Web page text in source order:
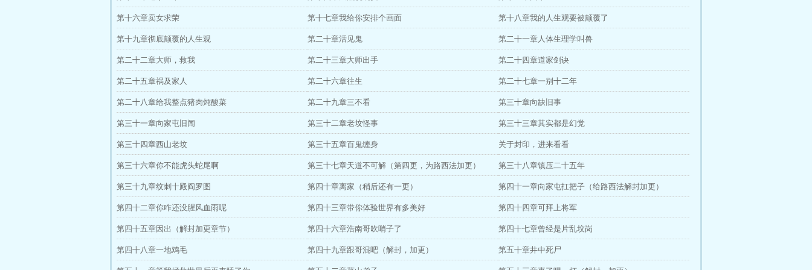
第十六章卖女求荣 第十七章我给你安排个画面 第十八章我的人生观要被颠覆了
第十九章彻底颠覆的人生观 第二十章活见鬼 第二十一章人体生理学叫兽
第二十二章大师，救我 第二十三章大师出手 第二十四章道家剑诀
第二十五章祸及家人 第二十六章往生 第二十七章一别十二年
第二十八章给我整点猪肉炖酸菜 第二十九章三不看 第三十章向缺旧事
第三十一章向家屯旧闻 第三十二章老坟怪事 第三十三章其实都是幻觉
第三十四章西山老坟 第三十五章百鬼缠身 关于封印，进来看看
第三十六章你不能虎头蛇尾啊 第三十七章天道不可解（第四更，为路西法加更） 第三十八章镇压二十五年
第三十九章纹刺十殿阎罗图 第四十章离家（稍后还有一更） 第四十一章向家屯扛把子（给路西法解封加更）
第四十二章你咋还没腥风血雨呢 第四十三章带你体验世界有多美好 第四十四章可拜上将军
第四十五章因出（解封加更章节） 第四十六章浩南哥吹哨子了 第四十七章曾经是片乱坟岗
第四十八章一地鸡毛 第四十九章跟哥混吧（解封，加更） 第五十章井中死尸